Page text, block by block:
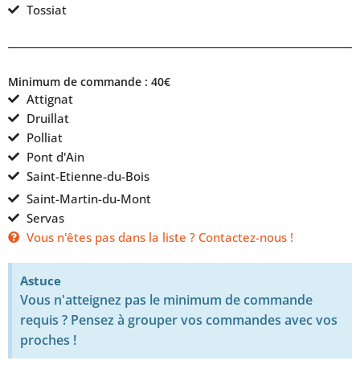
Tossiat
Minimum de commande : 40€
Attignat
Druillat
Polliat
Pont d'Ain
Saint-Etienne-du-Bois
Saint-Martin-du-Mont
Servas
Vous n'êtes pas dans la liste ? Contactez-nous !
Astuce
Vous n'atteignez pas le minimum de commande
requis ? Pensez à grouper vos commandes avec vos
proches !